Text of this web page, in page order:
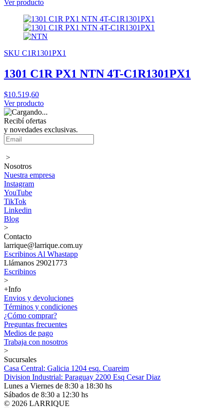
Ver producto
SKU C1R1301PX1
1301 C1R PX1 NTN 4T-C1R1301PX1
$10.519,60
Ver producto
Recibí ofertas
y novedades exclusivas.
>
Nosotros
Nuestra empresa
Instagram
YouTube
TikTok
Linkedin
Blog
>
Contacto
larrique@larrique.com.uy
Escribinos Al Whastapp
Llámanos 29021773
Escribinos
>
+Info
Envios y devoluciones
Términos y condiciones
¿Cómo comprar?
Preguntas frecuentes
Medios de pago
Trabaja con nosotros
>
Sucursales
Casa Central: Galicia 1204 esq. Cuareim
Division Industrial: Paraguay 2200 Esq Cesar Diaz
Lunes a Viernes de 8:30 a 18:30 hs
Sábados de 8:30 a 12:30 hs
© 2026 LARRIQUE